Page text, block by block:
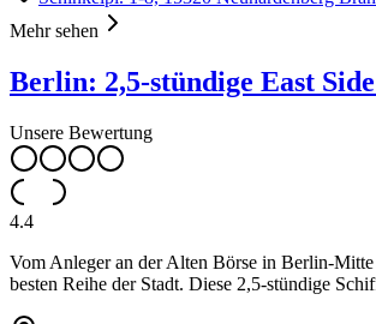
Mehr sehen
Berlin: 2,5-stündige East
Unsere Bewertung
4.4
Vom Anleger an der Alten Börse in Berlin-Mitte
besten Reihe der Stadt. Diese 2,5-stündige